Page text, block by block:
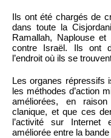
Ils ont été chargés de
dans toute la
Ramallah, Naplouse
contre Israël. Ils ont
l’endroit où ils se
Les organes répressifs
les méthodes d’action
améliorées, en
clanique, et que ces
l’activité sur Internet
améliorée entre la